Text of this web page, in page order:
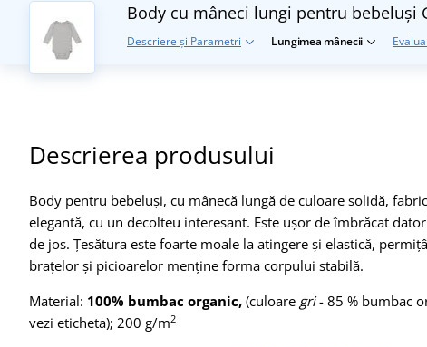
Body cu mâneci lungi pentru bebeluși
Descriere și Parametri Lungimea mânecii
Descrierea produsului
Body pentru bebeluși, cu mânecă lungă de culoare solidă,
elegantă, cu un decolteu interesant. Este ușor de îmbrăcat
de jos. Țesătura este foarte moale la atingere și elastică,
brațelor și picioarelor menține forma corpului stabilă.
Material: 100% bumbac organic, (culoare gri- 85 % bumbac
vezi eticheta); 200 g/m2